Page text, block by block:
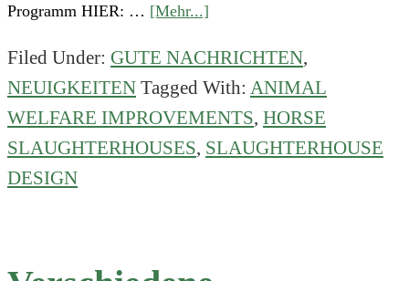
Programm HIER: … [Mehr...]
Pferde-
Schlachthaus
führt
Verbesserungen
ein
Filed Under: GUTE NACHRICHTEN,
NEUIGKEITEN Tagged With: ANIMAL
WELFARE IMPROVEMENTS, HORSE
SLAUGHTERHOUSES, SLAUGHTERHOUSE
DESIGN